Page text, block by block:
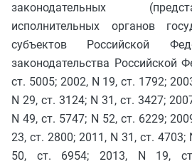
законодательных
исполнительных органов
субъектов Российской
законодательства Российской
ст. 5005; 2002, N 19, ст. 1792;
N 29, ст. 3124; N 31, ст. 3427;
N 49, ст. 5747; N 52, ст. 6229;
23, ст. 2800; 2011, N 31, ст. 4703;
50, ст. 6954; 2013, N 19,